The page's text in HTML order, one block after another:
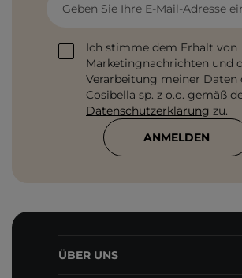
Geben Sie Ihre E-Mail-Adresse
Ich stimme dem Erhalt von
Marketingnachrichten und
Verarbeitung meiner Daten
Cosibella sp. z o.o. gemäß
Datenschutzerklärung zu.
ANMELDEN
ÜBER UNS